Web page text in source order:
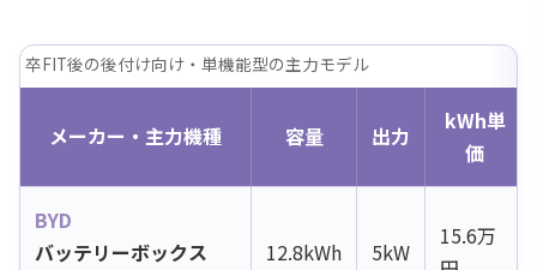
卒FIT後の後付け向け・単機能型の主力モデル
メーカー・主力機種 容量 出力
kWh単
価
BYD
バッテリーボックス
12.8kWh 5kW
15.6万